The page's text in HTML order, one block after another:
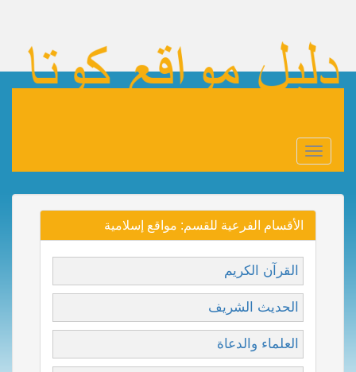
Toggle
navigation
الأقسام الفرعية للقسم: مواقع إسلامية
القرآن الكريم
الحديث الشريف
العلماء والدعاة